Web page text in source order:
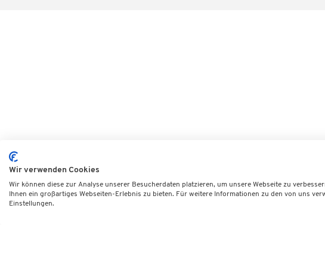
Wir verwenden Cookies
Wir können diese zur Analyse unserer Besucherdaten platzieren, um unsere Webseite zu
Ihnen ein großartiges Webseiten-Erlebnis zu bieten. Für weitere Informationen zu den von uns
Einstellungen.